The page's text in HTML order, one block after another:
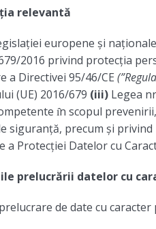
relevantă
europene și
2016 privind protecția
a Directivei 95/46/CE
(UE) 2016/679 (iii)Legea
ı̂n scopul
siguranță, precum și
a Protecției Datelor cu
prelucrării datelor cu
de date cu